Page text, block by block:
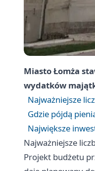
Miasto Łomża
wydatków
Najważniejsze
Gdzie pójdą
Największe
Najważniejsze
Projekt budżetu